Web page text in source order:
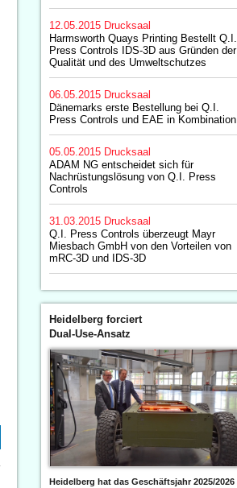
12.05.2015 Drucksaal
Harmsworth Quays Printing Bestellt Q.I.
Press Controls IDS-3D aus Gründen der
Qualität und des Umweltschutzes
06.05.2015 Drucksaal
Dänemarks erste Bestellung bei Q.I.
Press Controls und EAE in Kombination
05.05.2015 Drucksaal
ADAM NG entscheidet sich für
Nachrüstungslösung von Q.I. Press
Controls
31.03.2015 Drucksaal
Q.I. Press Controls überzeugt Mayr
Miesbach GmbH von den Vorteilen von
mRC-3D und IDS-3D
Heidelberg forciert
Dual-Use-Ansatz
Heidelberg hat das Geschäftsjahr 2025/2026